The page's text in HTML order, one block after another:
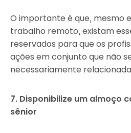
O importante é que, mesmo
trabalho remoto, existam
reservados para que os
ações em conjunto que não
necessariamente
7. Disponibilize um almoço
sênior